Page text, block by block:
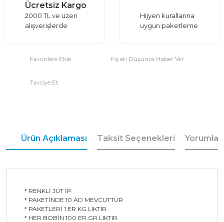
Ücretsiz Kargo
2000 TL ve üzeri
alışverişlerde
Hijyen kurallarına
uygun paketleme
Fiyatı Düşünce Haber Ver
Tavsiye Et
Ürün Açıklaması Taksit Seçenekleri Yorumlar
* RENKLİ JÜT İP
* PAKETİNDE 10 AD MEVCUTTUR
* PAKETLERİ 1 ER KG LIKTIR.
* HER BOBİN 100 ER GR LIKTIR.